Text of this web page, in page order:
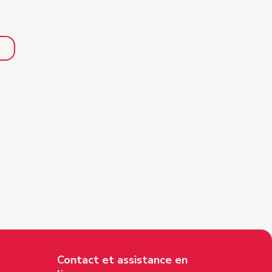
Contact et assistance en